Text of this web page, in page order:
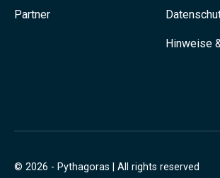
k
Partner
Hinweise
© 2026 - Pythagoras | All rights reserved